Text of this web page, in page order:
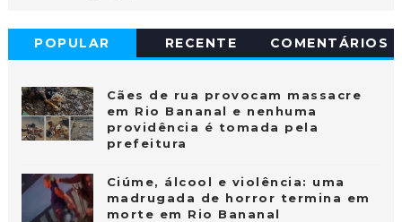
POPULAR RECENTE COMENTÁRIOS
Cães de rua provocam massacre
em Rio Bananal e nenhuma
providência é tomada pela
prefeitura
Ciúme, álcool e violência: uma
madrugada de horror termina em
morte em Rio Bananal